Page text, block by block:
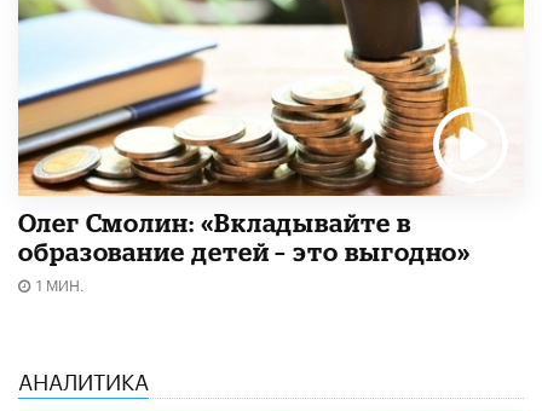
Олег Смолин: «Вкладывайте в
образование детей – это выгодно»
1 МИН.
АНАЛИТИКА